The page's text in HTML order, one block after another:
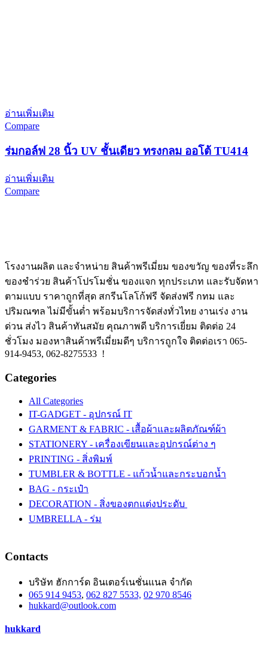
อ่านเพิ่มเติม
Compare
ร่มกอล์ฟ 28 นิ้ว UV ชั้นเดียว ทรงกลม ออโต้ TU414
อ่านเพิ่มเติม
Compare
โรงงานผลิต และจำหน่าย สินค้าพรีเมี่ยม ของขวัญ ของที่ระลึก
ของชำร่วย สินค้าโปรโมชั่น ของแจก ทุกประเภท และรับจัดหา
ตามแบบ ราคาถูกที่สุด สกรีนโลโก้ฟรี จัดส่งฟรี กทม และ
ปริมณฑล ไม่มีขั้นต่ำ พร้อมบริการจัดส่งทั่วไทย งานเร่ง งาน
ด่วน ส่งไว สินค้าทันสมัย คุณภาพดี บริการเยี่ยม ติดต่อ 24
ชั่วโมง มองหาสินค้าพรีเมี่ยมดีๆ บริการถูกใจ ติดต่อเรา 065-
914-9453, 062-8275533 !
Categories
All Categories
IT-GADGET - อุปกรณ์ IT
GARMENT & FABRIC - เสื้อผ้าและผลิตภัณฑ์ผ้า
STATIONERY - เครื่องเขียนและอุปกรณ์ต่าง ๆ
PRINTING - สิ่งพิมพ์
TUMBLER & BOTTLE - แก้วน้ำและกระบอกน้ำ
BAG - กระเป๋า
DECORATION - สิ่งของตกแต่งประดับ
UMBRELLA - ร่ม
Contacts
บริษัท ฮักการ์ด อินเตอร์เนชั่นแนล จำกัด
065 914 9453, 062 827 5533, 02 970 8546
hukkard@outlook.com
hukkard